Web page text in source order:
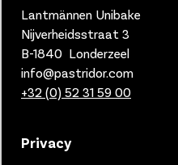
Lantmännen Unibake
Nijverheidsstraat 3
B-1840 Londerzeel
info@pastridor.com
+32 (0) 52 31 59 00
Privacy